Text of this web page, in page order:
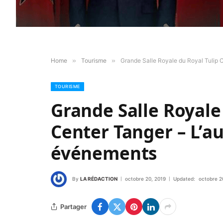
Home » Tourisme » Grande Salle Royale du Royal Tulip
TOURISME
Grande Salle
Center Tanger –
événements
By LA RÉDACTION octobre 20, 2019 Updated: octobre
Partager